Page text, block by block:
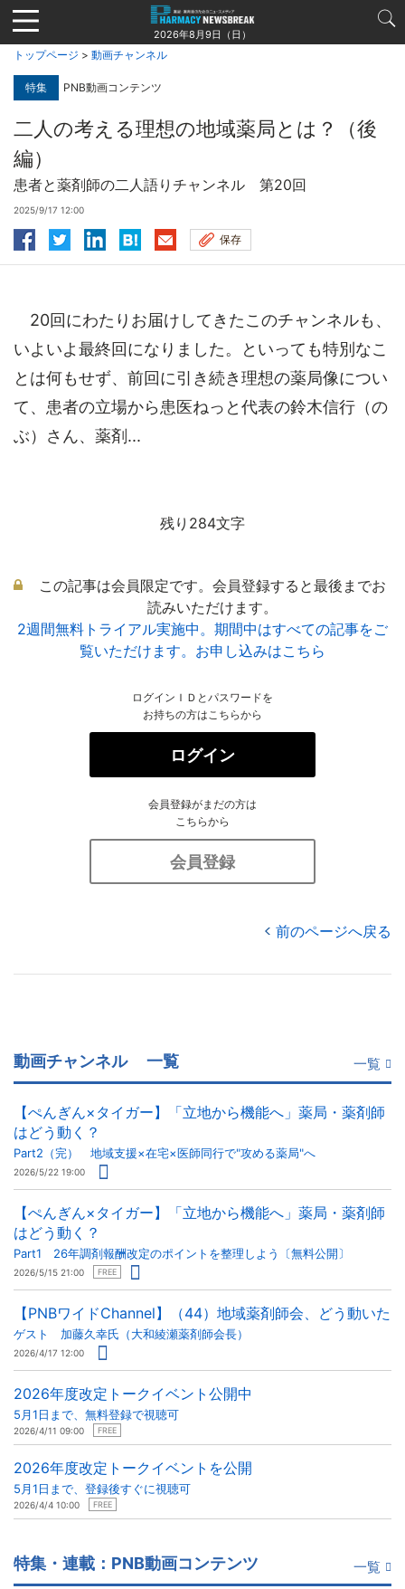
Jump
to
navigation
2026年8月9日（日）
トップページ > 動画チャンネル
特集 PNB動画コンテンツ
二人の考える理想の地域薬局とは？（後
編）
患者と薬剤師の二人語りチャンネル 第20回
2025/9/17 12:00
保存
20回にわたりお届けしてきたこのチャンネルも、
いよいよ最終回になりました。といっても特別なこ
とは何もせず、前回に引き続き理想の薬局像につい
て、患者の立場から患医ねっと代表の鈴木信行（の
ぶ）さん、薬剤...
残り284文字
この記事は会員限定です。会員登録すると最後までお
読みいただけます。
2週間無料トライアル実施中。期間中はすべての記事をご
覧いただけます。お申し込みはこちら
ログインＩＤとパスワードを
お持ちの方はこちらから
ログイン
会員登録がまだの方は
こちらから
会員登録
前のページへ戻る
動画チャンネル 一覧 一覧
【ぺんぎん×タイガー】「立地から機能へ」薬局・薬剤師
はどう動く？
Part2（完） 地域支援×在宅×医師同行で"攻める薬局"へ
2026/5/22 19:00
【ぺんぎん×タイガー】「立地から機能へ」薬局・薬剤師
はどう動く？
Part1 26年調剤報酬改定のポイントを整理しよう〔無料公開〕
2026/5/15 21:00 FREE
【PNBワイドChannel】（44）地域薬剤師会、どう動いた
ゲスト 加藤久幸氏（大和綾瀬薬剤師会長）
2026/4/17 12:00
2026年度改定トークイベント公開中
5月1日まで、無料登録で視聴可
2026/4/11 09:00 FREE
2026年度改定トークイベントを公開
5月1日まで、登録後すぐに視聴可
2026/4/4 10:00 FREE
特集・連載：PNB動画コンテンツ 一覧